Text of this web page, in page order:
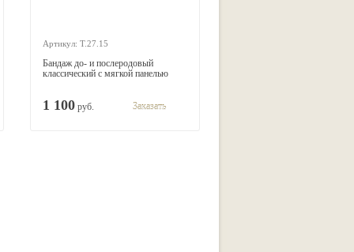
Артикул: Т.27.15
Бандаж до- и послеродовый
классический с мягкой панелью
1 100 руб. Заказать